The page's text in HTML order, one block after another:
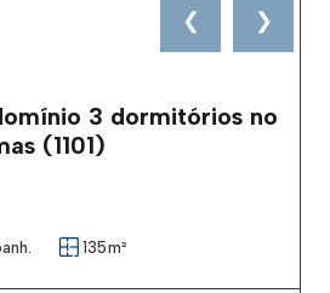
❮ ❯
3 dormitórios no
(1101)
135m²